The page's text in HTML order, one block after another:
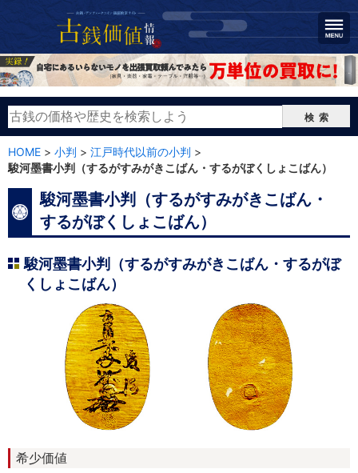
検索
HOME > 小判 > 江戸時代以前の小判 >
駿河墨書小判（するがすみがきこばん・するがぼくしょこばん）
駿河墨書小判（するがすみがきこばん・
するがぼくしょこばん）
駿河墨書小判（するがすみがきこばん・するがぼ
くしょこばん）
希少価値